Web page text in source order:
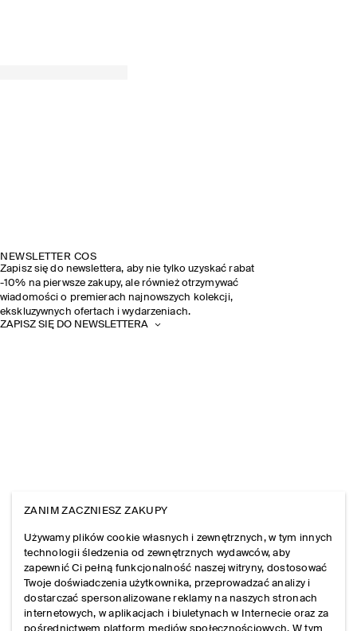
NEWSLETTER COS
Zapisz się do newslettera, aby nie tylko uzyskać rabat
-10% na pierwsze zakupy, ale również otrzymywać
wiadomości o premierach najnowszych kolekcji,
ekskluzywnych ofertach i wydarzeniach.
ZAPISZ SIĘ DO NEWSLETTERA
ZANIM ZACZNIESZ ZAKUPY
Używamy plików cookie własnych i zewnętrznych, w tym innych
technologii śledzenia od zewnętrznych wydawców, aby
zapewnić Ci pełną funkcjonalność naszej witryny, dostosować
Twoje doświadczenia użytkownika, przeprowadzać analizy i
dostarczać spersonalizowane reklamy na naszych stronach
internetowych, w aplikacjach i biuletynach w Internecie oraz za
pośrednictwem platform mediów społecznościowych. W tym